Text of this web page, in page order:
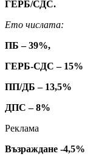
ГЕРБ/СДС.
Ето числата:
ПБ – 39%,
ГЕРБ-СДС – 15%
ПП/ДБ – 13,5%
ДПС – 8%
Реклама
Възраждане -4,5%